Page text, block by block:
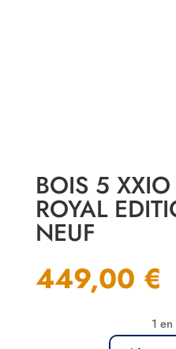
BOIS 5 XXIO
ROYAL
NEUF
449,00 €
1